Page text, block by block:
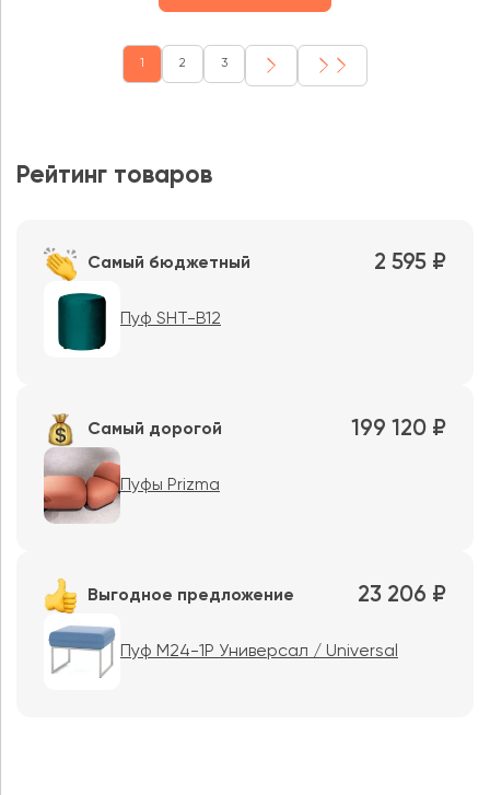
1 2 3
Рейтинг товаров
Самый бюджетный 2 595 ₽
Пуф SHT-B12
Самый дорогой 199 120 ₽
Пуфы Prizma
Выгодное предложение 23 206 ₽
Пуф M24-1P Универсал / Universal